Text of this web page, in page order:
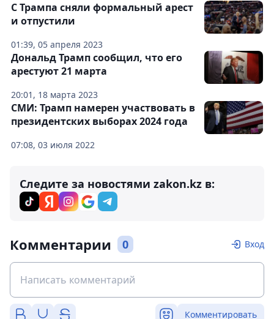
01:39, 05 апреля 2023
С Трампа сняли формальный арест
и отпустили
20:01, 18 марта 2023
Дональд Трамп сообщил, что его
арестуют 21 марта
07:08, 03 июля 2022
СМИ: Трамп намерен участвовать в
президентских выборах 2024 года
Следите за новостями zakon.kz в:
Комментарии 0 Вход
Комментировать